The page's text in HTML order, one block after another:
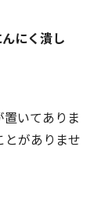
にく潰し
いてありま
とがありませ